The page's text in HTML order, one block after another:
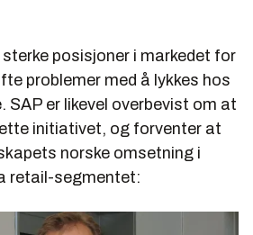
posisjoner i markedet for
problemer med å lykkes hos
SAP er likevel overbevist om at
initiativet, og forventer at
norske omsetning i
retail-segmentet: